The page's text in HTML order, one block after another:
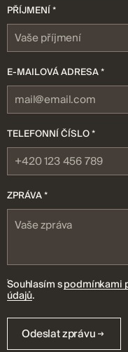
PŘÍJMENÍ *
E-MAILOVÁ ADRESA *
TELEFONNÍ ČÍSLO *
ZPRÁVA *
Souhlasím spodmínkami
údajů.
Odeslat zprávu